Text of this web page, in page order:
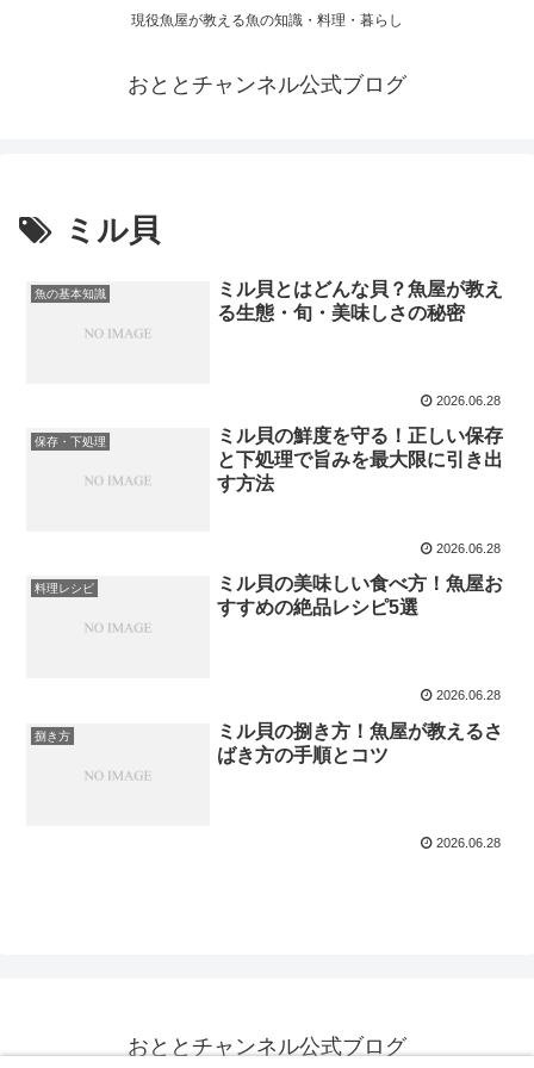
現役魚屋が教える魚の知識・料理・暮らし
おととチャンネル公式ブログ
ミル貝
魚の基本知識
ミル貝とはどんな貝？魚屋が教え
る生態・旬・美味しさの秘密
2026.06.28
保存・下処理
ミル貝の鮮度を守る！正しい保存
と下処理で旨みを最大限に引き出
す方法
2026.06.28
料理レシピ
ミル貝の美味しい食べ方！魚屋お
すすめの絶品レシピ5選
2026.06.28
捌き方
ミル貝の捌き方！魚屋が教えるさ
ばき方の手順とコツ
2026.06.28
おととチャンネル公式ブログ